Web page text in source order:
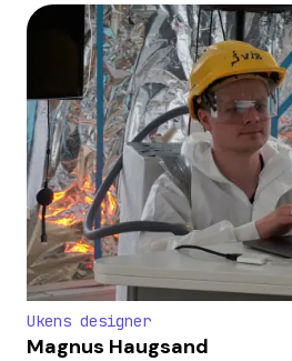
Ukens designer
Magnus Haugsand